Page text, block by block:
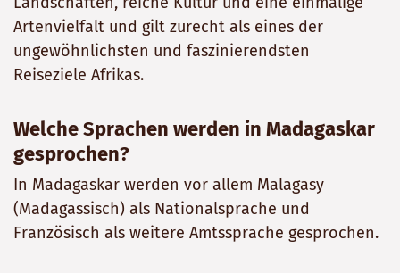
Artenvielfalt und gilt zurecht als eines der
ungewöhnlichsten und faszinierendsten
Reiseziele Afrikas.
Welche Sprachen werden in Madagaskar
gesprochen?
In Madagaskar werden vor allem Malagasy
(Madagassisch) als Nationalsprache und
Französisch als weitere Amtssprache gesprochen.